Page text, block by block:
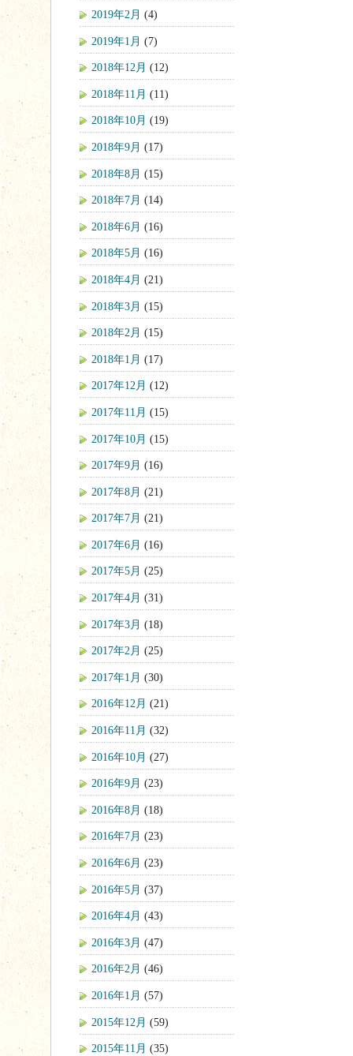
2019年2月 (4)
2019年1月 (7)
2018年12月 (12)
2018年11月 (11)
2018年10月 (19)
2018年9月 (17)
2018年8月 (15)
2018年7月 (14)
2018年6月 (16)
2018年5月 (16)
2018年4月 (21)
2018年3月 (15)
2018年2月 (15)
2018年1月 (17)
2017年12月 (12)
2017年11月 (15)
2017年10月 (15)
2017年9月 (16)
2017年8月 (21)
2017年7月 (21)
2017年6月 (16)
2017年5月 (25)
2017年4月 (31)
2017年3月 (18)
2017年2月 (25)
2017年1月 (30)
2016年12月 (21)
2016年11月 (32)
2016年10月 (27)
2016年9月 (23)
2016年8月 (18)
2016年7月 (23)
2016年6月 (23)
2016年5月 (37)
2016年4月 (43)
2016年3月 (47)
2016年2月 (46)
2016年1月 (57)
2015年12月 (59)
2015年11月 (35)